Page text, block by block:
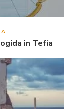
in Tefía